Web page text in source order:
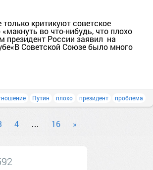
критикуют советское
во что-нибудь, что плохо
президент России заявил на
Советской Союзе было много
Путин плохо президент проблема
4 … 16 »